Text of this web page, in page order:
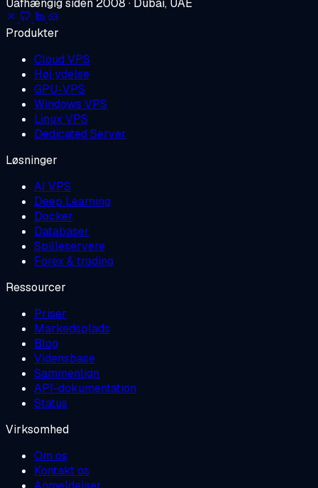
Uafhængig siden 2008 · Dubai, UAE
Produkter
Cloud VPS
Høj ydelse
GPU-VPS
Windows VPS
Linux VPS
Dedicated Server
Løsninger
AI VPS
Deep Learning
Docker
Databaser
Spilleservere
Forex & trading
Ressourcer
Priser
Markedsplads
Blog
Vidensbase
Sammenlign
API-dokumentation
Status
Virksomhed
Om os
Kontakt os